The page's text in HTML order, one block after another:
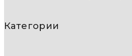
Категории